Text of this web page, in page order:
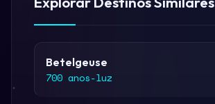
Betelgeuse
700 anos-luz